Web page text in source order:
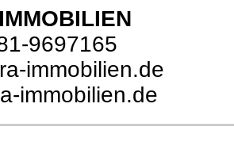
9697165
immobilien.de
immobilien.de